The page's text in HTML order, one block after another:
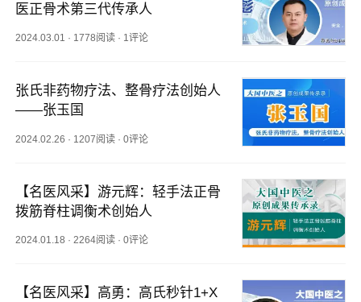
医正骨术第三代传承人
2024.03.01 · 1778阅读 · 1评论
张氏非药物疗法、整骨疗法创始人
——张玉国
2024.02.26 · 1207阅读 ·0评论
【名医风采】游元辉：轻手法正骨
拨筋脊柱调衡术创始人
2024.01.18 ·2264阅读 ·0评论
【名医风采】高勇：高氏秒针1+X